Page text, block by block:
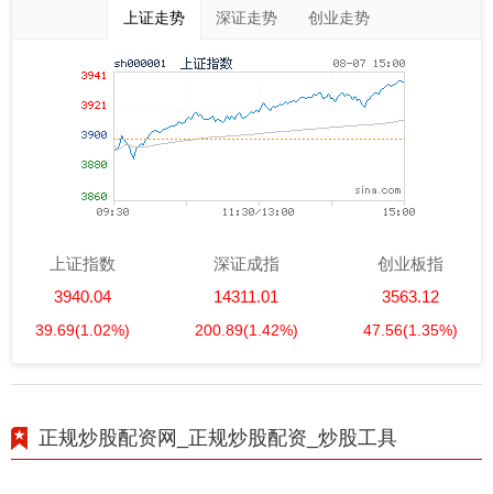
上证走势 深证走势 创业走势
上证指数
3940.04
39.69(1.02%)
深证成指
14311.01
200.89(1.42%)
创业板指
3563.12
47.56(1.35%)
正规炒股配资网_正规炒股配资_炒股工具